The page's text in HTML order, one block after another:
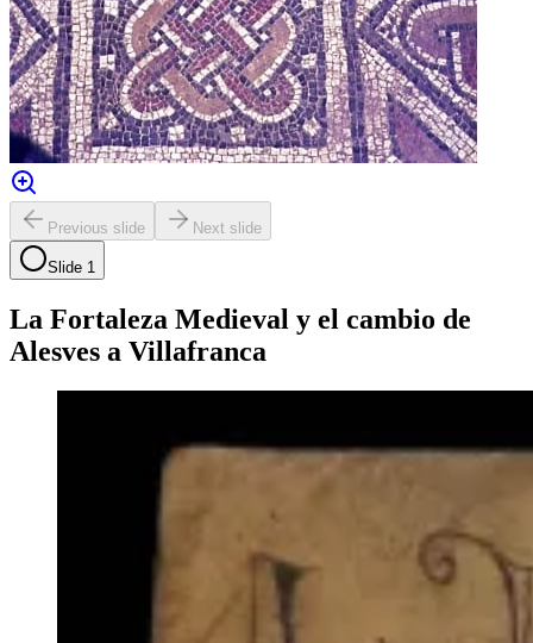
Previous slide Next slide
Slide 1
La Fortaleza Medieval y el cambio de
Alesves a Villafranca